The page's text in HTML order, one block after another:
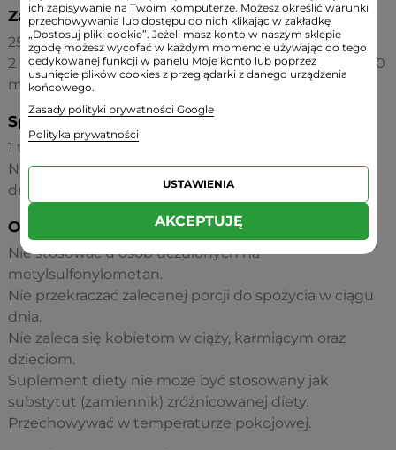
Zawartość opakowania:
250 tabletek
2 tabletki zawierają: metylsulfonylometan (MSM) 1000
mg
Sposób użycia:
1 tabletka 2 razy dziennie. Popić wodą.
Nie przekraczać zalecanej porcji do spożycia w ciągu
dnia.
Ostrzeżenia dotyczące bezpieczeństwa:
Nie stosować u osób uczulonych na
metylsulfonylometan.
Nie przekraczać zalecanej porcji do spożycia w ciągu
dnia.
Nie zaleca się kobietom w ciąży, karmiącym oraz
dzieciom.
Suplement diety nie może być stosowany jak
substytut (zamiennik) zróżnicowanej diety.
Przechowywać w temperaturze pokojowej.
ich zapisywanie na Twoim komputerze. Możesz określić warunki
przechowywania lub dostępu do nich klikając w zakładkę
„Dostosuj pliki cookie”. Jeżeli masz konto w naszym sklepie
zgodę możesz wycofać w każdym momencie używając do tego
dedykowanej funkcji w panelu Moje konto lub poprzez
usunięcie plików cookies z przeglądarki z danego urządzenia
końcowego.
Zasady polityki prywatności Google
Polityka prywatności
USTAWIENIA
AKCEPTUJĘ